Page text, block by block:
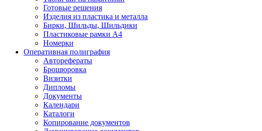
Готовые решения
Изделия из пластика и металла
Бирки, Шильды, Шильдики
Пластиковые рамки А4
Номерки
Оперативная полиграфия
Авторефераты
Брошюровка
Визитки
Дипломы
Документы
Календари
Каталоги
Копирование документов